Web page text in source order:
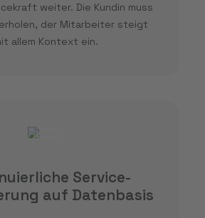
weiter. Die Kundin muss
der Mitarbeiter steigt
allem Kontext ein.
Service-
auf Datenbasis